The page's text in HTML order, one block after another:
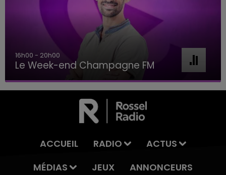
16h00 - 20h00
Le Week-end Champagne FM
ACCUEIL RADIO
ACTUS
MÉDIAS
JEUX ANNONCEURS